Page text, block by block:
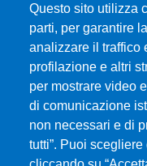
Questo sito utilizza
parti, per garantire
analizzare il traffico
profilazione e altri
per mostrare video
di comunicazione
non necessari e di
tutti”. Puoi
Gare d'appalto
Albo online
CIAM - Servizi
Brand Identity
Elenco siti tematici
Servizi per Disabilità
Sostieni Unime